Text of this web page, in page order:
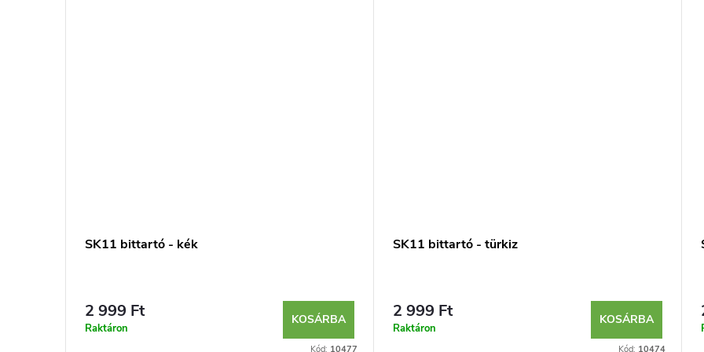
SK11 bittartó - kék
2 999 Ft
Raktáron
KOSÁRBA
Kód: 10477
SK11 bittartó - türkiz
2 999 Ft
Raktáron
KOSÁRBA
Kód: 10474